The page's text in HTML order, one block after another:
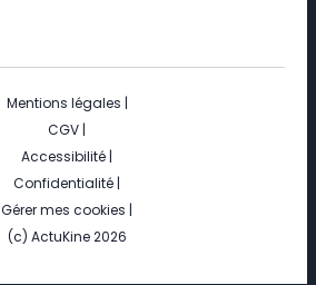
Mentions légales |
CGV |
Accessibilité |
Confidentialité |
Gérer mes cookies |
(c) ActuKine 2026